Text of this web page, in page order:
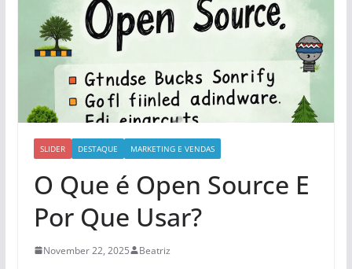
SLIDER DESTAQUE MARKETING E VENDAS
O Que é Open Source E
Por Que Usar?
November 22, 2025 Beatriz